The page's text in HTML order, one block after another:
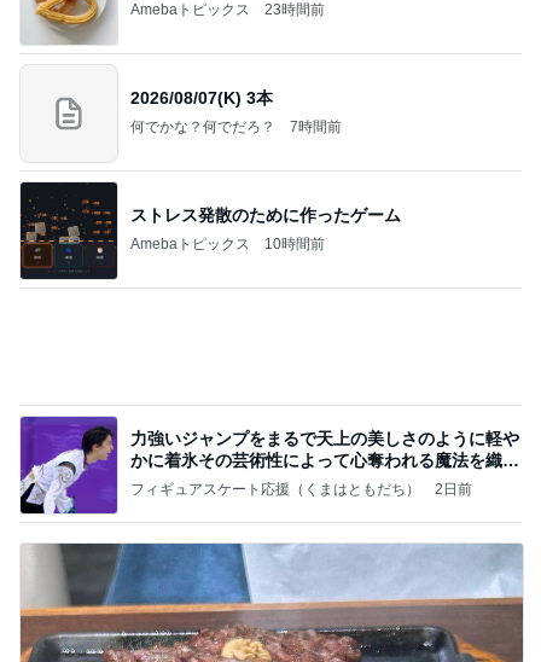
Amebaトピックス 23時間前
2026/08/07(K) 3本
何でかな？何でだろ？ 7時間前
ストレス発散のために作ったゲーム
Amebaトピックス 10時間前
力強いジャンプをまるで天上の美しさのように軽や
かに着氷その芸術性によって心奪われる魔法を織り
なす
フィギュアスケート応援（くまはともだち） 2日前